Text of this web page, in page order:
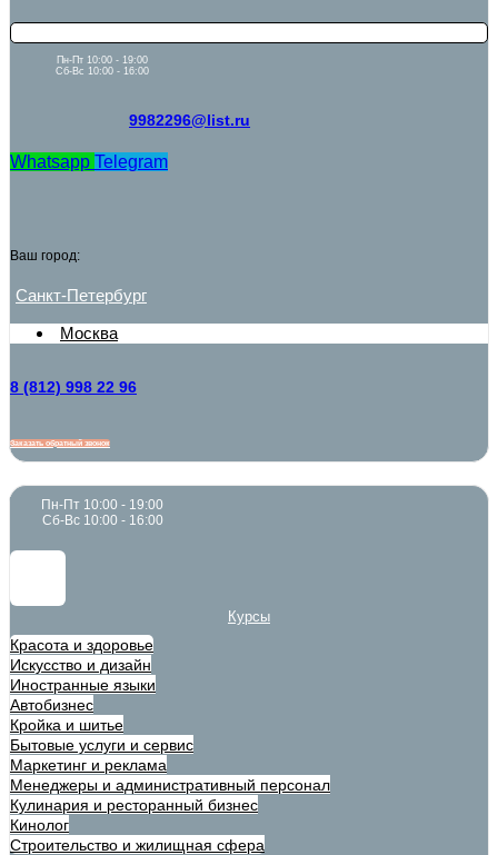
Пн-Пт 10:00 - 19:00
Сб-Вс 10:00 - 16:00
9982296@list.ru
Whatsapp Telegram
Ваш город:
Санкт-Петербург
Москва
8 (812) 998 22 96
Заказать обратный звонок
Пн-Пт 10:00 - 19:00
Сб-Вс 10:00 - 16:00
Курсы
Красота и здоровье
Искусство и дизайн
Иностранные языки
Автобизнес
Кройка и шитье
Бытовые услуги и сервис
Маркетинг и реклама
Менеджеры и административный персонал
Кулинария и ресторанный бизнес
Кинолог
Строительство и жилищная сфера